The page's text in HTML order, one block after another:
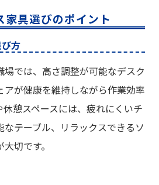
家具選びのポイント
方
場では、高さ調整が可能なデスク
が健康を維持しながら作業効率
憩スペースには、疲れにくいチ
なテーブル、リラックスできるソ
切です。